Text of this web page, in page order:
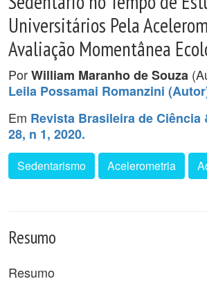
Universitários Pela
Avaliação Momentânea
PorWilliam Maranho de Souza
Leila Possamai Romanzini
Em Revista Brasileira de Ciência
28, n 1, 2020.
Sedentarismo Acelerometria
Resumo
Resumo